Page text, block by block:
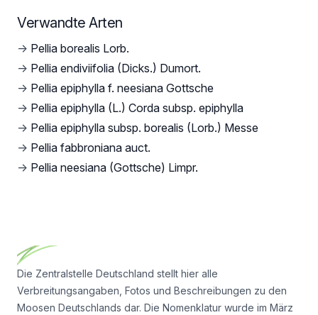
Verwandte Arten
→ Pellia borealis Lorb.
→ Pellia endiviifolia (Dicks.) Dumort.
→ Pellia epiphylla f. neesiana Gottsche
→ Pellia epiphylla (L.) Corda subsp. epiphylla
→ Pellia epiphylla subsp. borealis (Lorb.) Messe
→ Pellia fabbroniana auct.
→ Pellia neesiana (Gottsche) Limpr.
Die Zentralstelle Deutschland stellt hier alle
Verbreitungsangaben, Fotos und Beschreibungen zu den
Moosen Deutschlands dar. Die Nomenklatur wurde im März